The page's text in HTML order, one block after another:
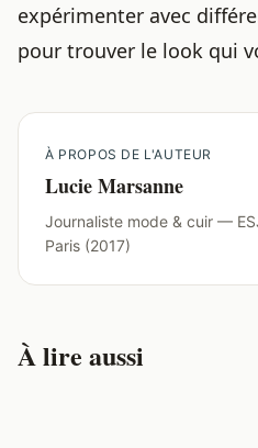
expérimenter avec
pour trouver le look qui
À PROPOS DE L'AUTEUR
Lucie Marsanne
Journaliste mode & cuir —
Paris (2017)
À lire aussi